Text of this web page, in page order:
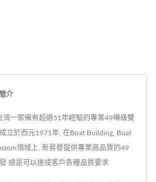
介
灣一家擁有超過51年經驗的專業49噸級雙
立於西元1971年, 在Boat Building, Boat
領域上, 新昇發提供專業高品質的49
總是可以達成客戶各種品質要求